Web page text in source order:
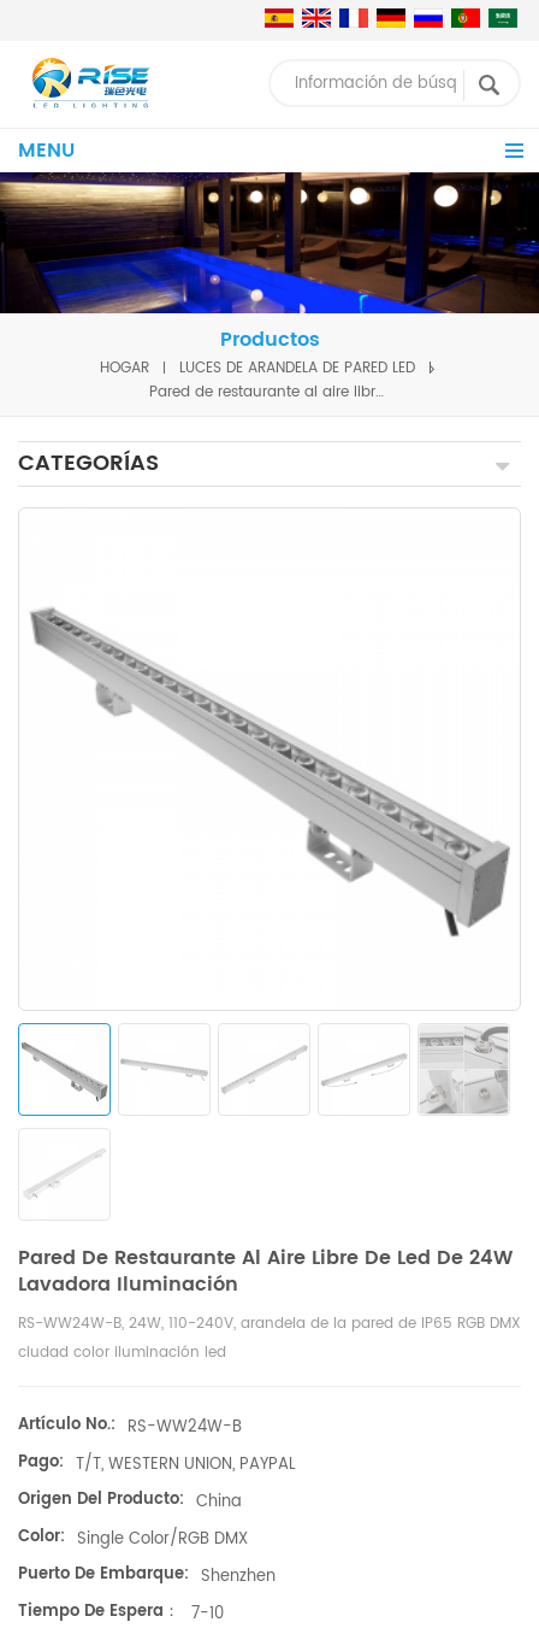
MENU
Productos
HOGAR
LUCES DE ARANDELA DE PARED LED
Pared de restaurante al aire libre de Led de 24W lavadora iluminación
CATEGORÍAS
Pared De Restaurante Al Aire Libre De Led De 24W
Lavadora Iluminación
RS-WW24W-B, 24W, 110-240V, arandela de la pared de IP65 RGB DMX
ciudad color iluminación led
Artículo No.: RS-WW24W-B
Pago: T/T, WESTERN UNION, PAYPAL
Origen Del Producto: China
Color: Single Color/RGB DMX
Puerto De Embarque: Shenzhen
Tiempo De Espera：
7-10